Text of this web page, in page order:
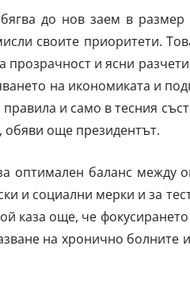
до нов заем в
своите приоритети.
прозрачност и ясни
на икономиката и
и само в тесния
още президентът.
оптимален баланс между
и социални мерки и за
каза още, че
на хронично болните